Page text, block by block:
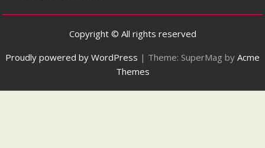
Copyright © All rights reserved
Proudly powered by WordPress | Theme: SuperMag by Acme
Themes